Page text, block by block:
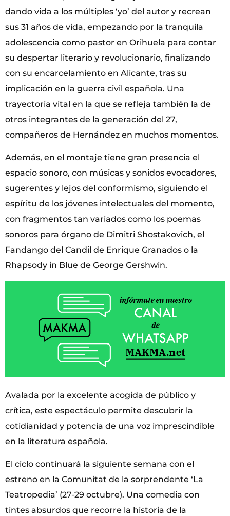
dando vida a los múltiples ‘yo’ del autor y recrean
sus 31 años de vida, empezando por la tranquila
adolescencia como pastor en Orihuela para contar
su despertar literario y revolucionario, finalizando
con su encarcelamiento en Alicante, tras su
implicación en la guerra civil española. Una
trayectoria vital en la que se refleja también la de
otros integrantes de la generación del 27,
compañeros de Hernández en muchos momentos.
Además, en el montaje tiene gran presencia el
espacio sonoro, con músicas y sonidos evocadores,
sugerentes y lejos del conformismo, siguiendo el
espíritu de los jóvenes intelectuales del momento,
con fragmentos tan variados como los poemas
sonoros para órgano de Dimitri Shostakovich, el
Fandango del Candil de Enrique Granados o la
Rhapsody in Blue de George Gershwin.
Avalada por la excelente acogida de público y
crítica, este espectáculo permite descubrir la
cotidianidad y potencia de una voz imprescindible
en la literatura española.
El ciclo continuará la siguiente semana con el
estreno en la Comunitat de la sorprendente ‘La
Teatropedia’ (27-29 octubre). Una comedia con
tintes absurdos que recorre la historia de la